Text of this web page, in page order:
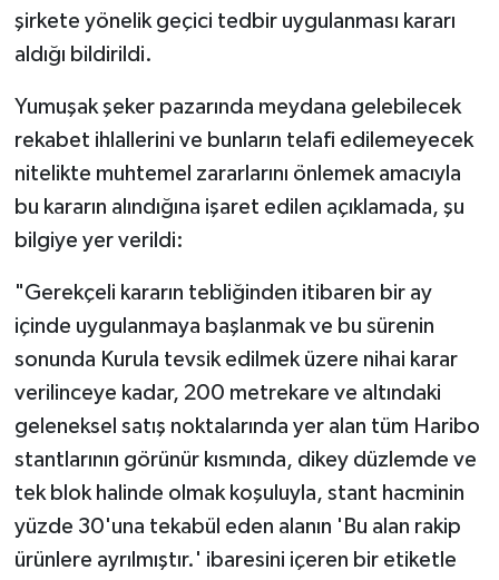
şirkete yönelik geçici tedbir uygulanması kararı
aldığı bildirildi.
Yumuşak şeker pazarında meydana gelebilecek
rekabet ihlallerini ve bunların telafi edilemeyecek
nitelikte muhtemel zararlarını önlemek amacıyla
bu kararın alındığına işaret edilen açıklamada, şu
bilgiye yer verildi:
"Gerekçeli kararın tebliğinden itibaren bir ay
içinde uygulanmaya başlanmak ve bu sürenin
sonunda Kurula tevsik edilmek üzere nihai karar
verilinceye kadar, 200 metrekare ve altındaki
geleneksel satış noktalarında yer alan tüm Haribo
stantlarının görünür kısmında, dikey düzlemde ve
tek blok halinde olmak koşuluyla, stant hacminin
yüzde 30'una tekabül eden alanın 'Bu alan rakip
ürünlere ayrılmıştır.' ibaresini içeren bir etiketle